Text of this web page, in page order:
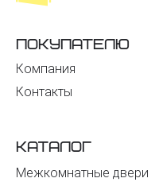
Покупателю
Компания
Контакты
Каталог
Межкомнатные двери